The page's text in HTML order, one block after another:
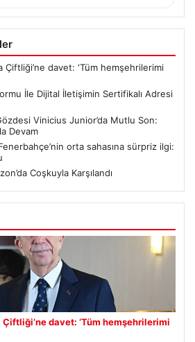
Çiftliği’ne davet: ‘Tüm hemşehrilerimi
İle Dijital İletişimin Sertifikalı Adresi
Vinicius Junior’da Mutlu Son:
Devam
orta sahasına sürpriz ilgi:
Coşkuyla Karşılandı
Çiftliği’ne davet: ‘Tüm hemşehrilerimi